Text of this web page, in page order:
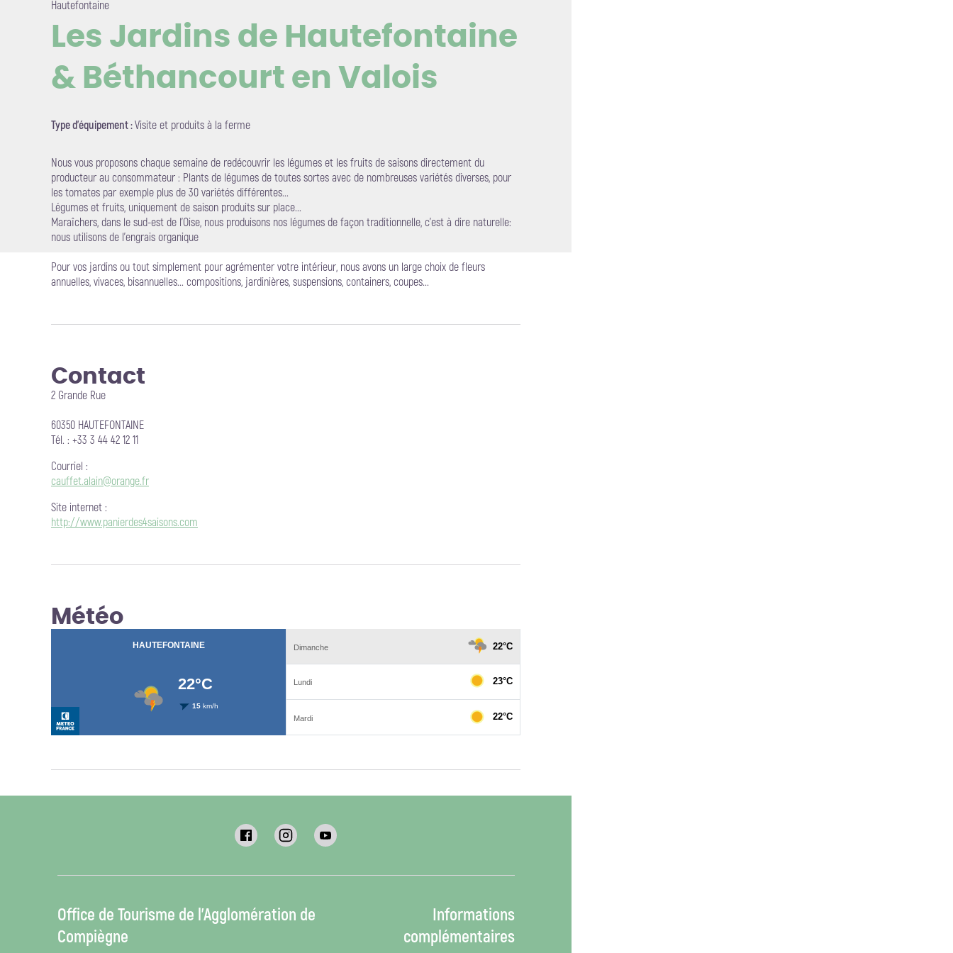
Voir l'image en plein écran
Hautefontaine
Les Jardins de Hautefontaine
& Béthancourt en Valois
Type d'équipement :Visite et produits à la ferme
Nous vous proposons chaque semaine de redécouvrir les légumes et les fruits de saisons directement du
producteur au consommateur : Plants de légumes de toutes sortes avec de nombreuses variétés diverses, pour
les tomates par exemple plus de 30 variétés différentes...
Légumes et fruits, uniquement de saison produits sur place...
Maraîchers, dans le sud-est de l’Oise, nous produisons nos légumes de façon traditionnelle, c’est à dire naturelle:
nous utilisons de l’engrais organique
Pour vos jardins ou tout simplement pour agrémenter votre intérieur, nous avons un large choix de fleurs
annuelles, vivaces, bisannuelles... compositions, jardinières, suspensions, containers, coupes...
Contact
2 Grande Rue
60350 HAUTEFONTAINE
Tél. : +33 3 44 42 12 11
Courriel :
cauffet.alain@orange.fr
Site internet :
http://www.panierdes4saisons.com
Météo
Office de Tourisme de l’Agglomération de
Compiègne
Informations
complémentaires